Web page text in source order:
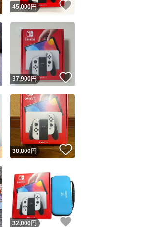
いいね！
45,000円
いいね！
37,900円
いいね！
38,800円 いいね！
いいね！
32,000 円